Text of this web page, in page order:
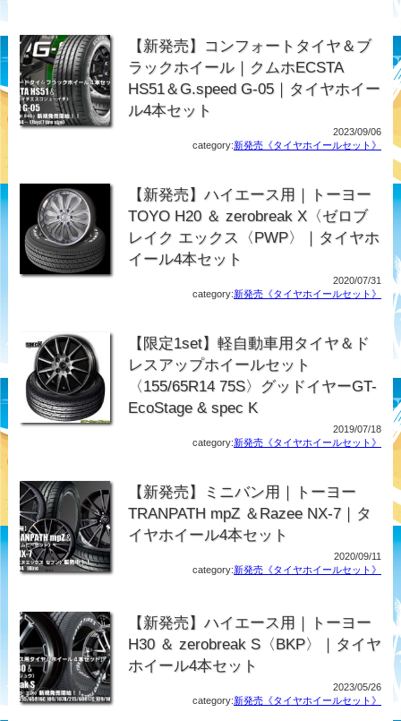
【新発売】コンフォートタイヤ＆ブ
ラックホイール｜クムホECSTA
HS51＆G.speed G-05｜タイヤホイー
ル4本セット
2023/09/06
category:新発売《タイヤホイールセット》
【新発売】ハイエース用｜トーヨー
TOYO H20 ＆ zerobreak X〈ゼロブ
レイク エックス〈PWP〉｜タイヤホ
イール4本セット
2020/07/31
category:新発売《タイヤホイールセット》
【限定1set】軽自動車用タイヤ＆ド
レスアップホイールセット
〈155/65R14 75S〉グッドイヤーGT-
EcoStage & spec K
2019/07/18
category:新発売《タイヤホイールセット》
【新発売】ミニバン用｜トーヨー
TRANPATH mpZ ＆Razee NX-7｜タ
イヤホイール4本セット
2020/09/11
category:新発売《タイヤホイールセット》
【新発売】ハイエース用｜トーヨー
H30 ＆ zerobreak S〈BKP〉｜タイヤ
ホイール4本セット
2023/05/26
category:新発売《タイヤホイールセット》